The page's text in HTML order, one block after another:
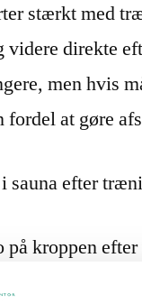
stærkt med
videre direkte
men hvis
fordel at gøre
sauna efter
på kroppen
selv tid til at